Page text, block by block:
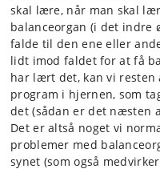
skal lære, når man skal
balanceorgan (i det indre
falde til den ene eller
lidt imod faldet for at få
har lært det, kan vi
program i hjernen, som
det (sådan er det næsten
Det er altså noget vi
problemer med
synet (som også